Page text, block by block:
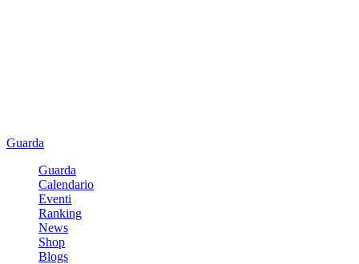
Guarda
Guarda
Calendario
Eventi
Ranking
News
Shop
Blogs